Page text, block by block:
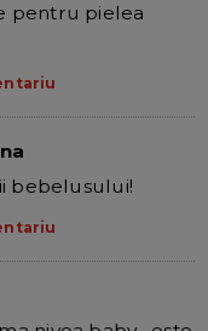
pentru pielea
bebelusului!